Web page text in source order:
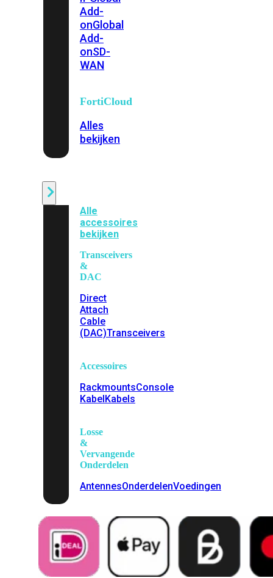
Add-
onGlobal
Add-
onSD-
WAN
FortiCloud
Alles
bekijken
Alle
accessoires
bekijken
Transceivers
&
DAC
Direct
Attach
Cable
(DAC)Transceivers
Accessoires
RackmountsConsole
KabelKabels
Losse
&
Vervangende
Onderdelen
AntennesOnderdelenVoedingen